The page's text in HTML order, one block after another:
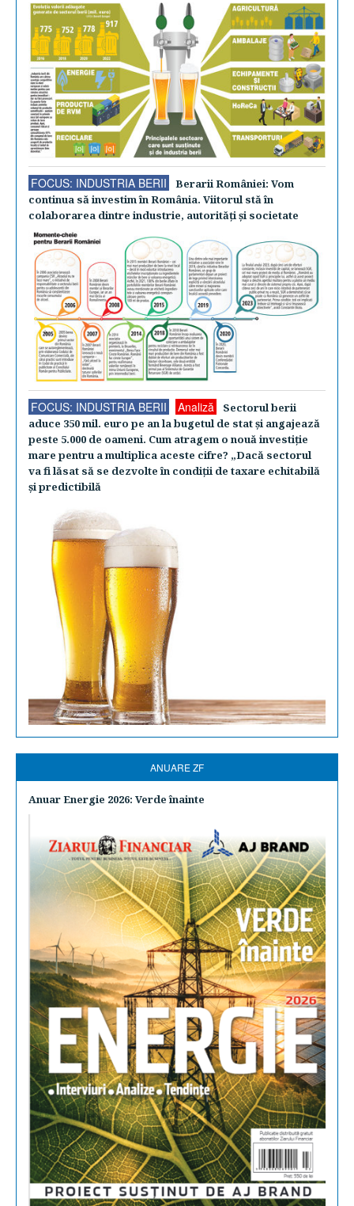
FOCUS: INDUSTRIA BERII
Berarii României: Vom
continua să investim în România. Viitorul stă în
colaborarea dintre industrie, autorităţi şi societate
FOCUS: INDUSTRIA BERII Analiză
Sectorul berii
aduce 350 mil. euro pe an la bugetul de stat şi angajează
peste 5.000 de oameni. Cum atragem o nouă investiţie
mare pentru a multiplica aceste cifre? „Dacă sectorul
va fi lăsat să se dezvolte în condiţii de taxare echitabilă
şi predictibilă
ANUARE ZF
Anuar Energie 2026: Verde înainte